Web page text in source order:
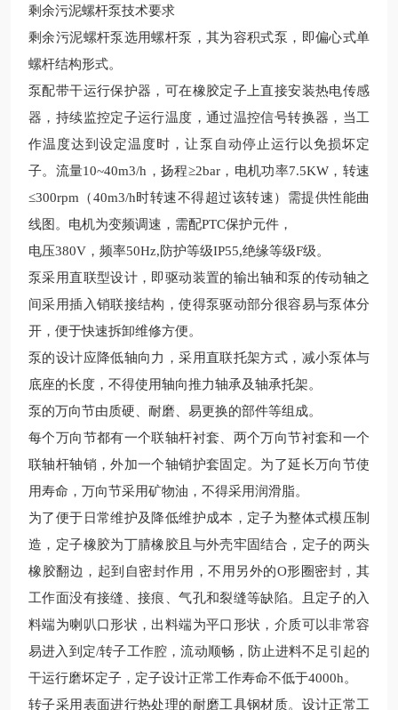
剩余污泥螺杆泵技术要求
剩余污泥螺杆泵选用螺杆泵，其为容积式泵，即偏心式单
螺杆结构形式。
泵配带干运行保护器，可在橡胶定子上直接安装热电传感
器，持续监控定子运行温度，通过温控信号转换器，当工
作温度达到设定温度时，让泵自动停止运行以免损坏定
子。流量10~40m3/h，扬程≥2bar，电机功率7.5KW，转速
≤300rpm（40m3/h时转速不得超过该转速）需提供性能曲
线图 。 电机为变频调速，需配PTC保护元件，
电压380V，频率50Hz,防护等级IP55,绝缘等级F级。
泵采用直联型设计，即驱动装置的输出轴和泵的传动轴之
间采用插入销联接结构，使得泵驱动部分很容易与泵体分
开，便于快速拆卸维修方便。
泵的设计应降低轴向力，采用直联托架方式，减小泵体与
底座的长度，不得使用轴向推力轴承及轴承托架。
泵的万向节由质硬、耐磨、易更换的部件等组成。
每个万向节都有一个联轴杆衬套、两个万向节衬套和一个
联轴杆轴销，外加一个轴销护套固定。为了延长万向节使
用寿命，万向节采用矿物油，不得采用润滑脂。
为了便于日常维护及降低维护成本，定子为整体式模压制
造，定子橡胶为丁腈橡胶且与外壳牢固结合，定子的两头
橡胶翻边，起到自密封作用，不用另外的O形圈密封，其
工作面没有接缝、接痕、气孔和裂缝等缺陷。且定子的入
料端为喇叭口形状，出料端为平口形状，介质可以非常容
易进入到定/转子工作腔，流动顺畅，防止进料不足引起的
干运行磨坏定子，定子设计正常工作寿命不低于4000h。
转子采用表面进行热处理的耐磨工具钢材质。设计正常工